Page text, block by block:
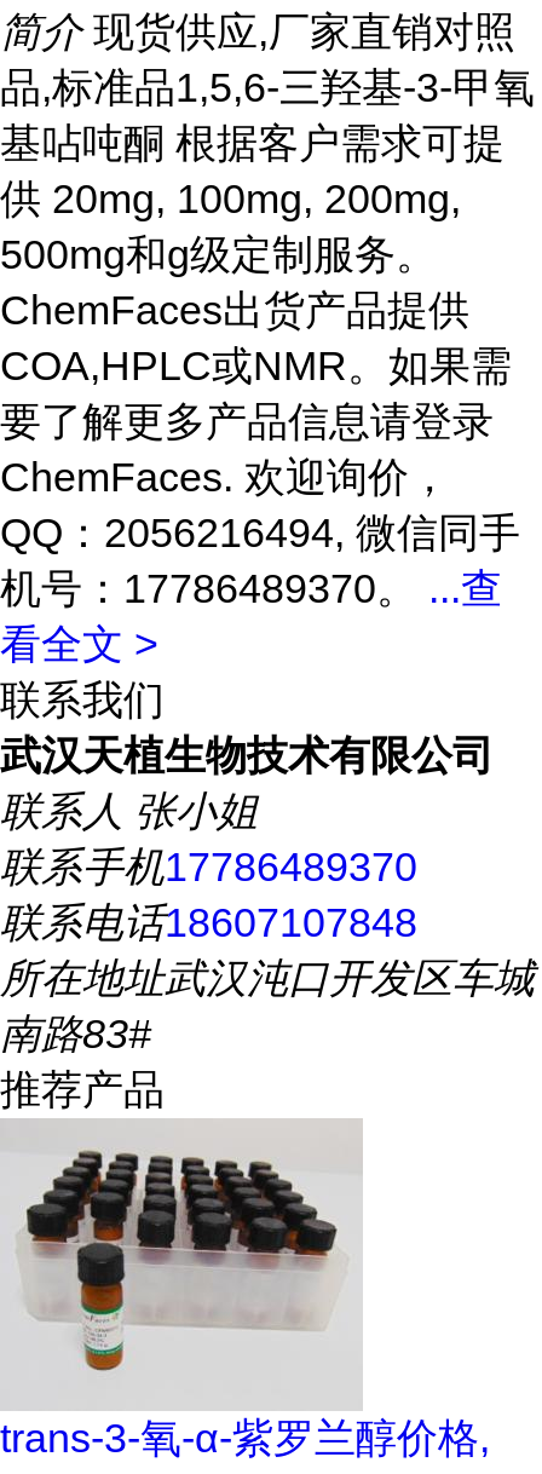
简介 现货供应,厂家直销对照
品,标准品1,5,6-三羟基-3-甲氧
基呫吨酮 根据客户需求可提
供 20mg, 100mg, 200mg,
500mg和g级定制服务。
ChemFaces出货产品提供
COA,HPLC或NMR。如果需
要了解更多产品信息请登录
ChemFaces. 欢迎询价，
QQ：2056216494, 微信同手
机号：17786489370。
...查
看全文 >
联系我们
武汉天植生物技术有限公司
联系人 张小姐
联系手机17786489370
联系电话18607107848
所在地址武汉沌口开发区车城
南路83#
推荐产品
trans-3-氧-α-紫罗兰醇价格,